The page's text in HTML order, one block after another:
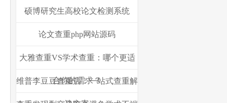
硕博研究生高校论文检测系统
论文查重php网站源码
大雅查重VS学术查重：哪个更适
合你的需求？
维普李豆豆查重店：一站式查重解